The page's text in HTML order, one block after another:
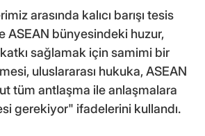
arasında kalıcı barışı tesis
ASEAN bünyesindeki huzur,
sağlamak için samimi bir
uluslararası hukuka, ASEAN
tüm antlaşma ile anlaşmalara
gerekiyor" ifadelerini kullandı.